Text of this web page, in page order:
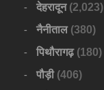
देहरादून(2,023)
नैनीताल(380)
पिथौरागढ़(180)
पौड़ी(406)